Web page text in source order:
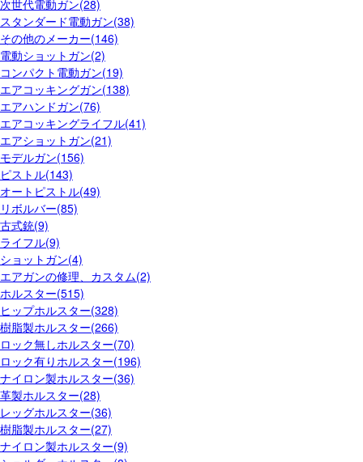
次世代電動ガン(28)
スタンダード電動ガン(38)
その他のメーカー(146)
電動ショットガン(2)
コンパクト電動ガン(19)
エアコッキングガン(138)
エアハンドガン(76)
エアコッキングライフル(41)
エアショットガン(21)
モデルガン(156)
ピストル(143)
オートピストル(49)
リボルバー(85)
古式銃(9)
ライフル(9)
ショットガン(4)
エアガンの修理、カスタム(2)
ホルスター(515)
ヒップホルスター(328)
樹脂製ホルスター(266)
ロック無しホルスター(70)
ロック有りホルスター(196)
ナイロン製ホルスター(36)
革製ホルスター(28)
レッグホルスター(36)
樹脂製ホルスター(27)
ナイロン製ホルスター(9)